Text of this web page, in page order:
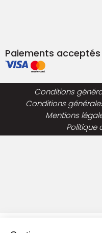
Paiements acceptés
Conditions
Conditions
Mentions
Politique